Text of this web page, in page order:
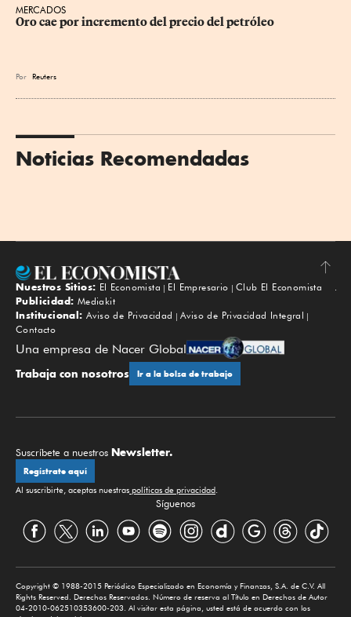
MERCADOS
Oro cae por incremento del precio del petróleo
Por Reuters
Noticias Recomendadas
Subir
Nuestros Sitios: El Economista El Empresario
Club El Economista
Publicidad: Mediakit
Institucional: Aviso de Privacidad
Aviso de Privacidad Integral
Contacto
Una empresa de Nacer Global
Trabaja con nosotros Ir a la bolsa de trabajo
Suscríbete a nuestros Newsletter.
Regístrate aquí
Al suscribirte, aceptas nuestras políticas de privacidad
Síguenos
Copyright © 1988-2015 Periódico Especializado en Economía y Finanzas, S.A. de C.V. All
Rights Reserved. Derechos Reservados. Número de reserva al Título en Derechos de Autor
04-2010-062510353600-203. Al visitar esta página, usted está de acuerdo con los